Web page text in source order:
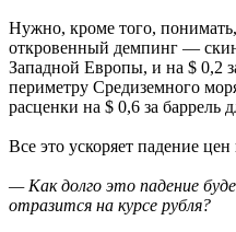
Нужно, кроме того,
откровенный демпинг —
Западной Европы, и на $ 0,2
периметру Средиземного
расценки на $ 0,6 за баррель
Все это ускоряет падение цен
— Как долго это падение
отразится на курсе рубля?